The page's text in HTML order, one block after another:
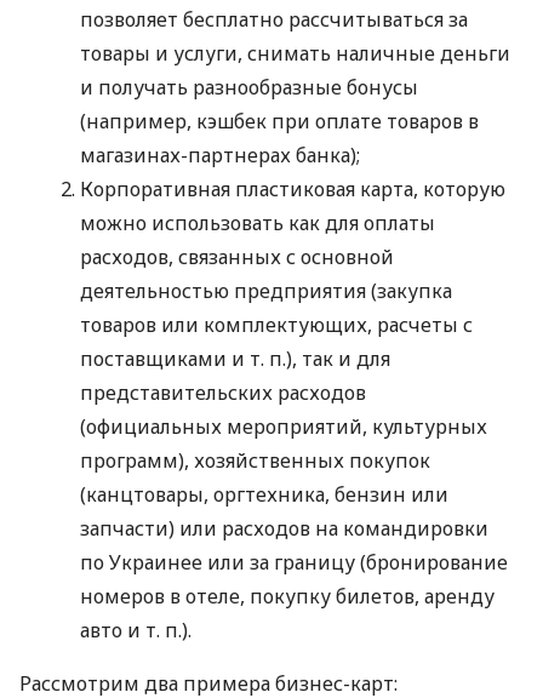
позволяет бесплатно рассчитываться за
товары и услуги, снимать наличные деньги
и получать разнообразные бонусы
(например, кэшбек при оплате товаров в
магазинах-партнерах банка);
Корпоративная пластиковая карта, которую
можно использовать как для оплаты
расходов, связанных с основной
деятельностью предприятия (закупка
товаров или комплектующих, расчеты с
поставщиками и т. п.), так и для
представительских расходов
(официальных мероприятий, культурных
программ), хозяйственных покупок
(канцтовары, оргтехника, бензин или
запчасти) или расходов на командировки
по Украинее или за границу (бронирование
номеров в отеле, покупку билетов, аренду
авто и т. п.).
Рассмотрим два примера бизнес-карт: